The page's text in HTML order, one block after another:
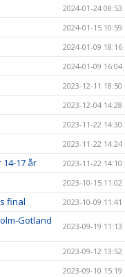
2024-01-24 08:53
2024-01-15 10:59
2024-01-09 18:16
2024-01-09 16:04
2023-12-11 18:50
2023-12-04 14:28
2023-11-22 14:30
2023-11-22 14:24
17 år 2023-11-22 14:10
2023-10-15 11:02
final 2023-10-09 11:41
Gotland
2023-09-19 11:13
2023-09-12 13:52
2023-09-10 15:19